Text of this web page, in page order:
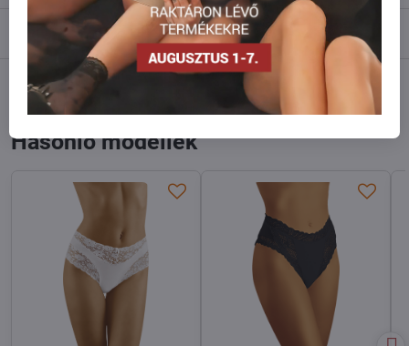
Fórum 0
Facebook Reddit LinkedIn WhatsApp
mail
Hasonló modellek